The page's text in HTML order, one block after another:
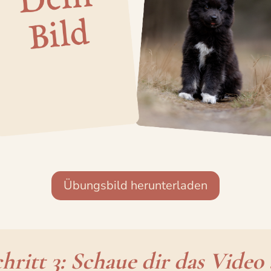
Übungsbild herunterladen
3: Schaue dir das Video